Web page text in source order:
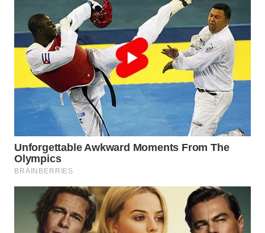
SUKABUMI
WN
PURWAKARTA
PRIANGAN
WN
SEMARANG
WN
SOLO